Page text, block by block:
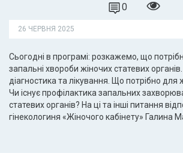
0
26 ЧЕРВНЯ 2025
Сьогодні в програмі: розкажемо, що
запальні хвороби жіночих статевих
діагностика та лікування. Що потрібно для
Чи існує профілактика запальних
статевих органів? На ці та інші питання
гінекологиня «Жіночого кабінету» Галина